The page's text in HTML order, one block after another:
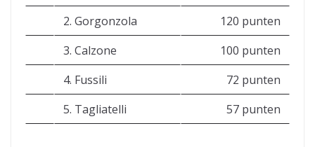
2. Gorgonzola
120 punten
3. Calzone
100 punten
4. Fussili
72 punten
5. Tagliatelli
57 punten